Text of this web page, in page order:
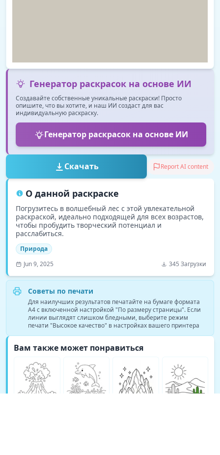
Генератор раскрасок на основе ИИ
Создавайте собственные уникальные раскраски! Просто
опишите, что вы хотите, и наш ИИ создаст для вас
индивидуальную раскраску.
Генератор раскрасок на основе ИИ
Скачать Report AI content
О данной раскраске
Погрузитесь в волшебный лес с этой увлекательной
раскраской, идеально подходящей для всех возрастов,
чтобы пробудить творческий потенциал и
расслабиться.
Природа
Jun 9, 2025
345 Загрузки
Советы по печати
Для наилучших результатов печатайте на бумаге формата
A4 с включенной настройкой "По размеру страницы". Если
линии выглядят слишком бледными, выберите режим
печати "Высокое качество" в настройках вашего принтера
Вам также может понравиться